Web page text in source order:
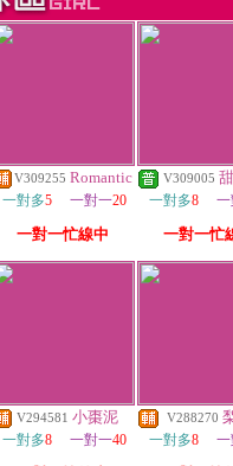
V309255 Romantic
一對多5 一對一20
一對一忙線中
V309005
一對多8
一對一忙
V294581 小棗泥
一對多8 一對一40
V288270
一對多8